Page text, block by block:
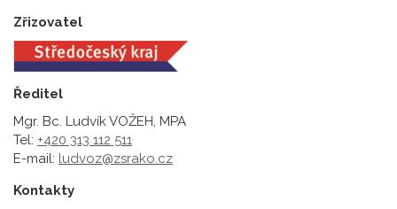
Zřizovatel
Ředitel
Mgr. Bc. Ludvík VOŽEH, MPA
Tel: +420 313 112 511
E-mail: ludvoz@zsrako.cz
Kontakty